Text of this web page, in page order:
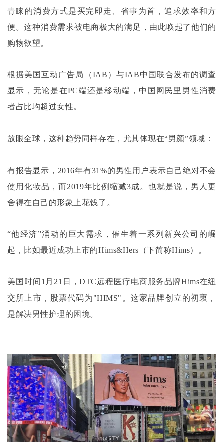
青睐的消费方式是买完即走、省事为首，追求效率和方
便。这种消费需求被电商极大的满足，由此唤起了他们的
购物欲望。
根据美国互动广告局（IAB）与IAB中国联合发布的调查
显示，无论是在PC端还是移动端，中国网民里男性消费
者占比均超过女性。
放眼全球，这种趋势同样存在，尤其体现在“男颜”领域：
有报告显示， 2016年有31%的男性用户表示自己绝对不会
使用化妆品，而2019年比例缩减3成。也就是说，男人更
舍得在自己的形象上花钱了。
“他经济”涌动的巨大需求，催生着一系列新兴公司的崛
起，比如最近成功上市的Hims&Hers（下简称Hims）。
美国时间 1月21日，DTC远程医疗电商服务品牌Hims在纽
交所上市，股票代码为"HIMS"。这家品牌创立的初衷，
是解决男性护理的困境。